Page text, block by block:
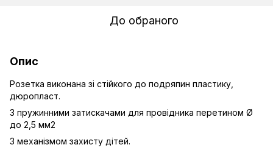
До обраного
Опис
Розетка виконана зі стійкого до подряпин пластику,
дюропласт.
З пружинними затискачами для провідника перетином Ø
до 2,5 мм2
З механізмом захисту дітей.